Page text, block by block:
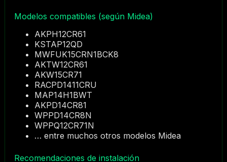
Modelos compatibles (según Midea)
AKPH12CR61
KSTAP12QD
MWFUK15CRN1BCK8
AKTW12CR61
AKW15CR71
RACPD1411CRU
MAP14H1BWT
AKPD14CR81
WPPD14CR8N
WPPQ12CR71N
… entre muchos otros modelos Midea
Recomendaciones de instalación